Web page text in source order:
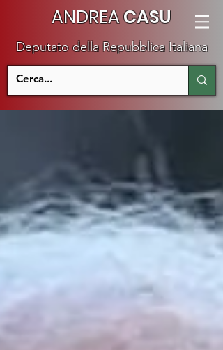
ANDREACASU
Deputato della Repubblica Italiana